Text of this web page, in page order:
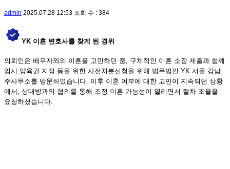
admin 2025.07.28 12:53 조회 수 : 384
YK 이혼 변호사를 찾게 된 경위
의뢰인은 배우자와의 이혼을 고민하던 중, 구체적인 이혼 소장 제출과 함께
임시 양육권 지정 등을 위한 사전처분신청을 위해 법무법인 YK 서울 강남
주사무소를 방문하였습니다. 이후 이혼 여부에 대한 고민이 지속되던 상황
에서, 상대방과의 협의를 통해 조정 이혼 가능성이 열리면서 절차 조율을
요청하셨습니다.